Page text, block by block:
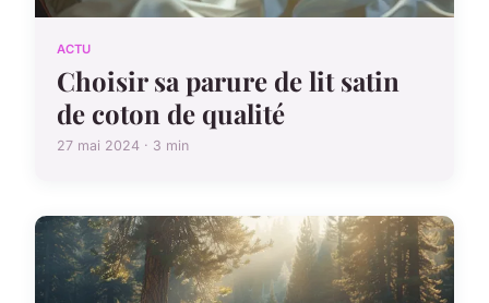
ACTU
Choisir sa parure de lit satin
de coton de qualité
27 mai 2024 · 3 min